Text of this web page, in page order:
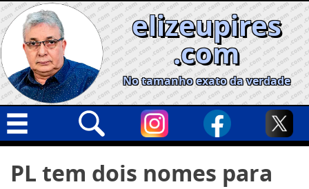
Skip
to
content
elizeupires
.com
No tamanho exato da verdade
Geral
por:
PL tem dois nomes para